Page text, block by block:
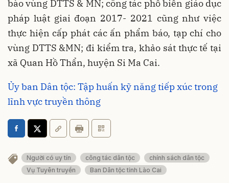
bào vùng DTTS & MN; công tác phổ biến giáo dục
pháp luật giai đoạn 2017- 2021 cũng như việc
thực hiện cấp phát các ấn phẩm báo, tạp chí cho
vùng DTTS &MN; đi kiểm tra, khảo sát thực tế tại
xã Quan Hồ Thẩn, huyện Si Ma Cai.
Ủy ban Dân tộc: Tập huấn kỹ năng tiếp xúc trong
lĩnh vực truyền thông
Người có uy tín công tác dân tộc
chính sách dân tộc
Vụ Tuyên truyền
Ban Dân tộc tỉnh Lào Cai